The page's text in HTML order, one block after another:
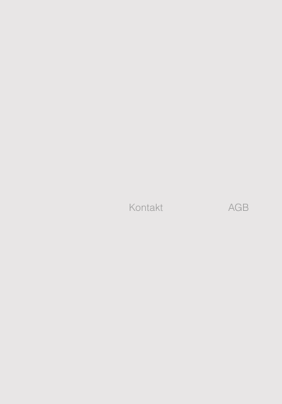
Kontakt AGB